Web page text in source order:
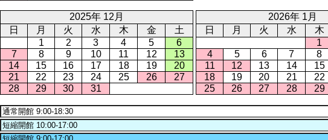
2025年 12月
日
月 火 水 木 金
土
1
2 3 4 5
6
7
8 9 10 11 12
13
14
15 16 17 18 19
20
21
22 23 24 25 26
27
28
29 30 31
2026年 1月
日
月 火 水 木
1
4
5 6 7 8
11
12 13 14 15
18
19 20 21 22
25
26 27 28 29